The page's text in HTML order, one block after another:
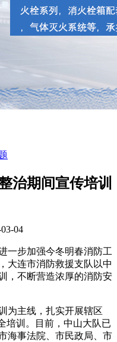
治期间宣传培训
04
一步加强今冬明春消防工
大连市消防救援支队以中
，不断营造浓厚的消防安
为主线，扎实开展辖区
培训。目前，中山大队已
海事法院、市民政局、市